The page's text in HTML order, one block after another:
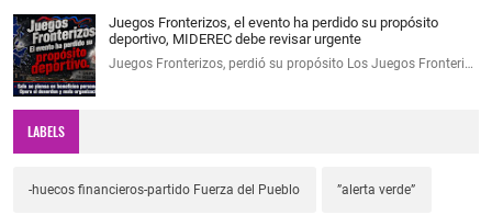
Juegos Fronterizos, el evento ha perdido su propósito
deportivo, MIDEREC debe revisar urgente
Juegos Fronterizos, perdió su propósito Los Juegos Fronteri…
LABELS
-huecos financieros-partido Fuerza del Pueblo ”alerta verde”